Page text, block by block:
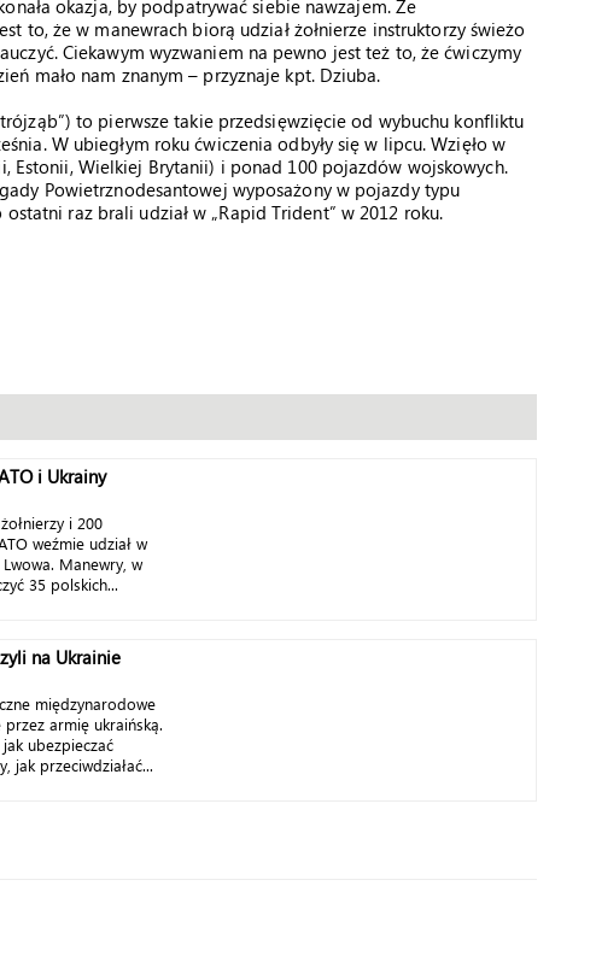
okazja, by podpatrywać siebie nawzajem. Ze
to, że w manewrach biorą udział żołnierze instruktorzy świeżo
Ciekawym wyzwaniem na pewno jest też to, że ćwiczymy
mało nam znanym – przyznaje kpt. Dziuba.
to pierwsze takie przedsięwzięcie od wybuchu konfliktu
W ubiegłym roku ćwiczenia odbyły się w lipcu. Wzięło w
Estonii, Wielkiej Brytanii) i ponad 100 pojazdów wojskowych.
Powietrznodesantowej wyposażony w pojazdy typu
raz brali udział w „Rapid Trident” w 2012 roku.
i Ukrainy
i 200
weźmie udział w
Manewry, w
35 polskich...
na Ukrainie
międzynarodowe
armię ukraińską.
ubezpieczać
jak przeciwdziałać...